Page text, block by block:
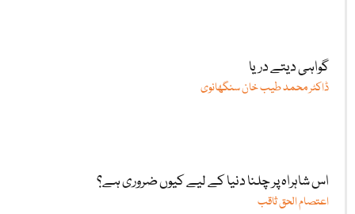
گواہی دیتے دریا
ڈاکٹر محمد طیب خان سنگھانوی
اس شاہراہ پر چلنا دنیا کے لیے کیوں ضروری ہے؟
اعتصام الحق ثاقب